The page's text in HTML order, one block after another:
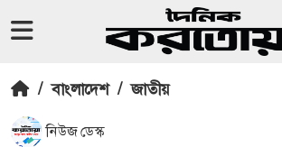
/ বাংলাদেশ / জাতীয়
নিউজ ডেস্ক